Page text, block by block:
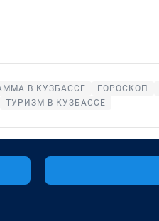
В КУЗБАССЕ ГОРОСКОП
ТУРИЗМ В КУЗБАССЕ